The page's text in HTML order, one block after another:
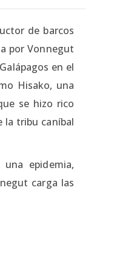
de barcos
por Vonnegut
en el
Hisako, una
se hizo rico
la tribu caníbal
epidemia,
carga las